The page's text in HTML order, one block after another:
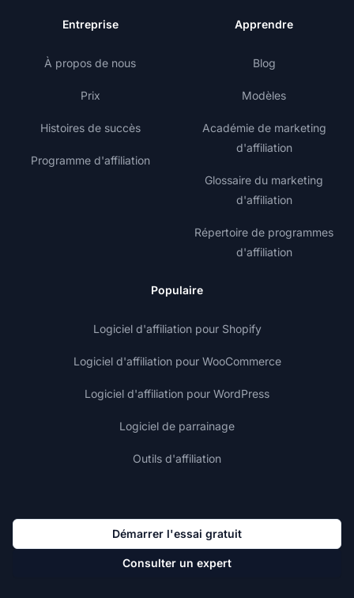
Entreprise
À propos de nous
Prix
Histoires de succès
Programme d'affiliation
Apprendre
Blog
Modèles
Académie de marketing
d'affiliation
Glossaire du marketing
d'affiliation
Répertoire de programmes
d'affiliation
Populaire
Logiciel d'affiliation pour Shopify
Logiciel d'affiliation pour WooCommerce
Logiciel d'affiliation pour WordPress
Logiciel de parrainage
Outils d'affiliation
Démarrer l'essai gratuit
Consulter un expert